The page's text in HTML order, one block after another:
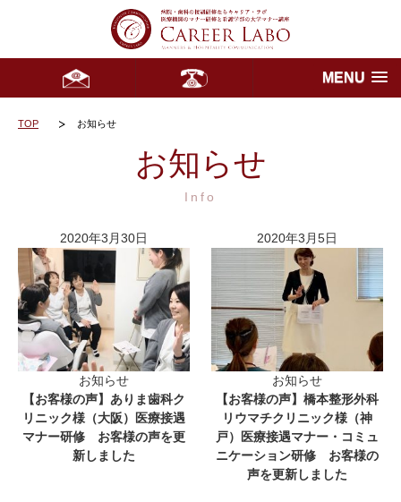
MENU
TOP お知らせ
お知らせ
Info
2020年3月30日
お知らせ
【お客様の声】ありま歯科ク
リニック様（大阪）医療接遇
マナー研修 お客様の声を更
新しました
2020年3月5日
お知らせ
【お客様の声】橋本整形外科
リウマチクリニック様（神
戸）医療接遇マナー・コミュ
ニケーション研修 お客様の
声を更新しました